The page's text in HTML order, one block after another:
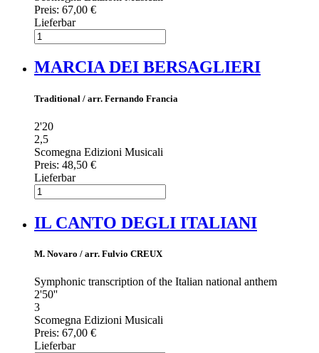
Preis: 67,00 €
Lieferbar
MARCIA DEI BERSAGLIERI
Traditional / arr. Fernando Francia
2'20
2,5
Scomegna Edizioni Musicali
Preis: 48,50 €
Lieferbar
IL CANTO DEGLI ITALIANI
M. Novaro / arr. Fulvio CREUX
Symphonic transcription of the Italian national anthem
2'50''
3
Scomegna Edizioni Musicali
Preis: 67,00 €
Lieferbar